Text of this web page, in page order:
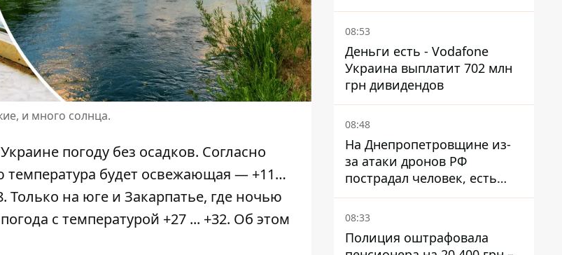
и много солнца.
погоду без осадков. Согласно
будет освежающая — +11…
Только на юге и Закарпатье, где ночью
с температурой +27 ... +32. Об этом
четверо раненых
08:53
Деньги есть - Vodafone
Украина выплатит 702 млн
грн дивидендов
08:48
На Днепропетровщине из-
за атаки дронов РФ
пострадал человек, есть
пожары и повреждения
08:33
Полиция оштрафовала